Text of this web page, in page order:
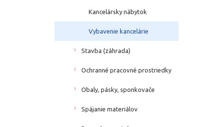
Kancelársky nábytok
Vybavenie kancelárie
Stavba (záhrada)
Ochranné pracovné prostriedky
Obaly, pásky, sponkovače
Spájanie materiálov